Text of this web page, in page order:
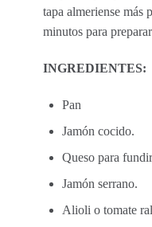
tapa almeriense más
minutos para
INGREDIENTES:
Pan
Jamón cocido.
Queso para
Jamón serrano.
Alioli o tomate